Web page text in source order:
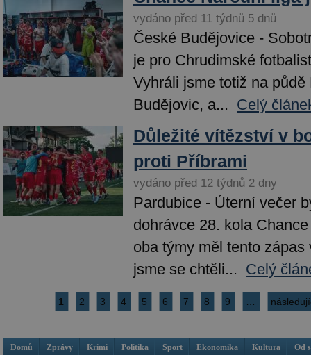
vydáno před 11 týdnů 5 dnů
České Budějovice -
je pro Chrudimské
Vyhráli jsme totiž na
Budějovic, a... Celý
Důležité vítězství v
proti Příbrami
vydáno před 12 týdnů 2 dny
Pardubice - Úterní večer
dohrávce 28. kola
oba týmy měl tento zápas
jsme se chtěli... Celý
1 2 3 4 5 6 7 8 9
Domů Zprávy Krimi Politika Sport Ekonomika Kultura Od